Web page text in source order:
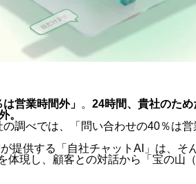
営業時間外」 。 24時間、貴社のため
。
調べでは、「問い合わせの40％は
提供する「自社チャットAI」は、そ
体現し、顧客との対話から「宝の山